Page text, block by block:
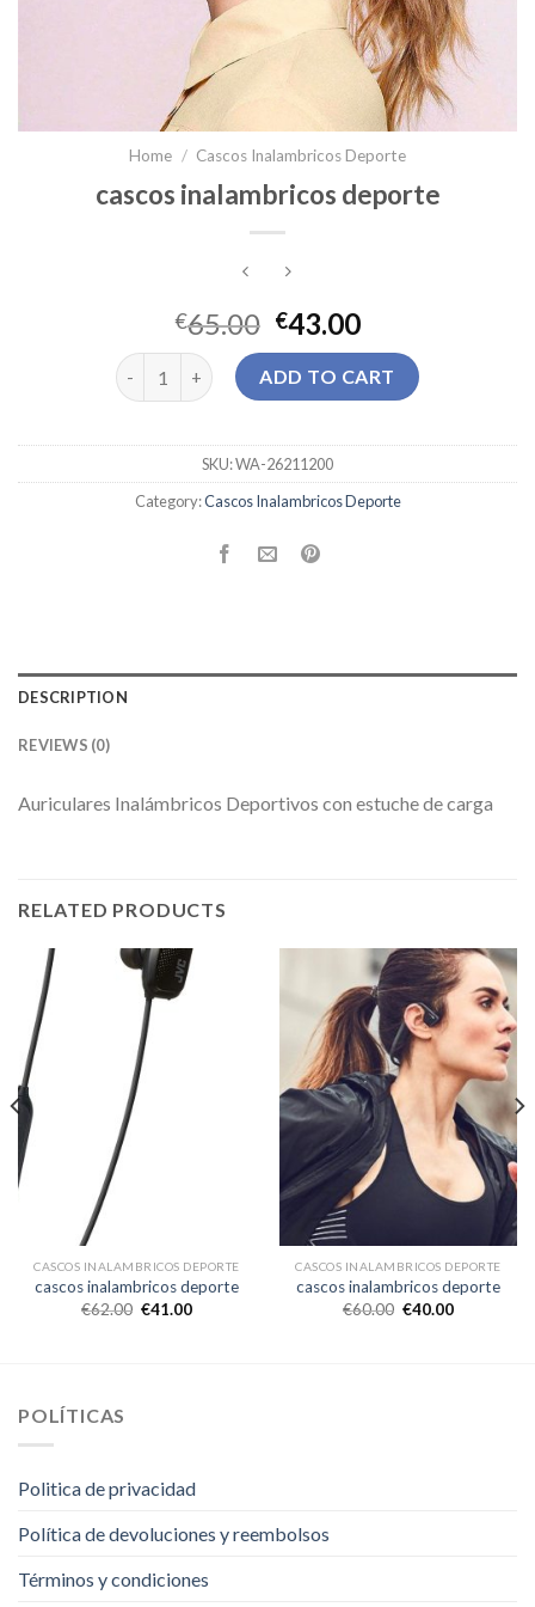
Home / Cascos Inalambricos Deporte
cascos inalambricos deporte
€65.00 €43.00
cascos inalambricos deporte quantity
ADD TO CART
SKU:WA-26211200
Category:Cascos Inalambricos Deporte
DESCRIPTION
REVIEWS (0)
Auriculares Inalámbricos Deportivos con estuche de carga
RELATED PRODUCTS
CASCOS INALAMBRICOS DEPORTE
cascos inalambricos deporte
€62.00 €41.00
CASCOS INALAMBRICOS DEPORTE
cascos inalambricos deporte
€60.00 €40.00
POLÍTICAS
Politica de privacidad
Política de devoluciones y reembolsos
Términos y condiciones